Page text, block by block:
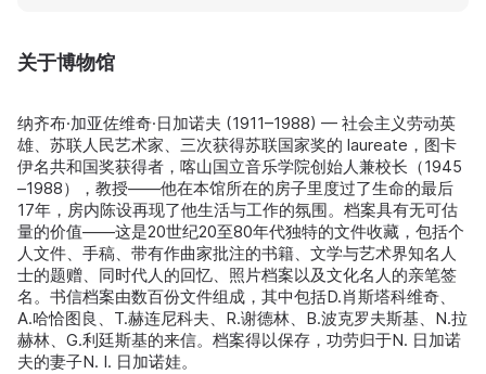
关于博物馆
纳齐布·加亚佐维奇·日加诺夫 (1911–1988) — 社会主义劳动英
雄、苏联人民艺术家、三次获得苏联国家奖的 laureate，图卡
伊名共和国奖获得者，喀山国立音乐学院创始人兼校长（1945
–1988），教授——他在本馆所在的房子里度过了生命的最后
17年，房内陈设再现了他生活与工作的氛围。档案具有无可估
量的价值——这是20世纪20至80年代独特的文件收藏，包括个
人文件、手稿、带有作曲家批注的书籍、文学与艺术界知名人
士的题赠、同时代人的回忆、照片档案以及文化名人的亲笔签
名。书信档案由数百份文件组成，其中包括D.肖斯塔科维奇、
A.哈恰图良、T.赫连尼科夫、R.谢德林、B.波克罗夫斯基、N.拉
赫林、G.利廷斯基的来信。档案得以保存，功劳归于N. 日加诺
夫的妻子N. I. 日加诺娃。